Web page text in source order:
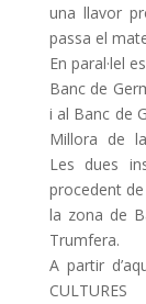
una llavor
passa el
En paral·lel
Banc de
i al Banc de
Millora de
Les dues
procedent
la zona de
Trumfera.
A partir